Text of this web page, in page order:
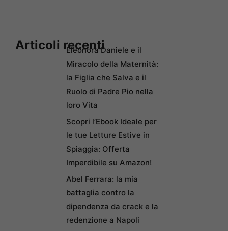
Articoli recentiEleonora Daniele e il
Miracolo della Maternità:
la Figlia che Salva e il
Ruolo di Padre Pio nella
loro Vita
Scopri l’Ebook Ideale per
le tue Letture Estive in
Spiaggia: Offerta
Imperdibile su Amazon!
Abel Ferrara: la mia
battaglia contro la
dipendenza da crack e la
redenzione a Napoli